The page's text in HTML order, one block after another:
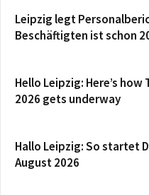
Leipzig legt
Beschäftigten ist schon
Hello Leipzig: Here’s
2026 gets underway
Hallo Leipzig: So startet
August 2026